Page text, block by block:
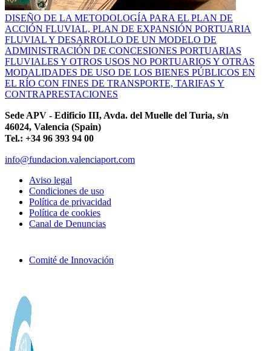
DISEÑO DE LA METODOLOGÍA PARA EL PLAN DE
ACCIÓN FLUVIAL, PLAN DE EXPANSIÓN PORTUARIA
FLUVIAL Y DESARROLLO DE UN MODELO DE
ADMINISTRACIÓN DE CONCESIONES PORTUARIAS
FLUVIALES Y OTROS USOS NO PORTUARIOS Y OTRAS
MODALIDADES DE USO DE LOS BIENES PÚBLICOS EN
EL RÍO CON FINES DE TRANSPORTE, TARIFAS Y
CONTRAPRESTACIONES
Sede APV - Edificio III, Avda. del Muelle del Turia, s/n
46024, Valencia (Spain)
Tel.: +34 96 393 94 00
info@fundacion.valenciaport.com
Aviso legal
Condiciones de uso
Política de privacidad
Política de cookies
Canal de Denuncias
Comité de Innovación